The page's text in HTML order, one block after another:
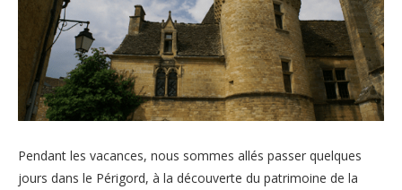
Pendant les vacances, nous sommes allés passer quelques
jours dans le Périgord, à la découverte du patrimoine de la